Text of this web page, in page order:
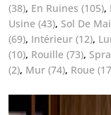
(38), En Ruines (105),
Usine (43), Sol De
(69), Intérieur (12),
(10), Rouille (73),
(2), Mur (74), Roue